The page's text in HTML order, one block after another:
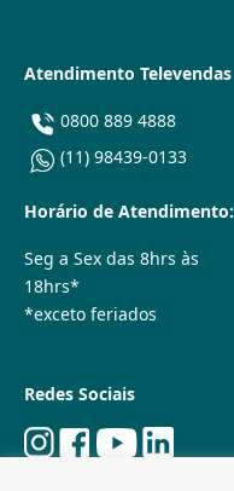
Atendimento Televendas
0800 889 4888
(11) 98439-0133
Horário de Atendimento:
Seg a Sex das 8hrs às
18hrs*
*exceto feriados
Redes Sociais